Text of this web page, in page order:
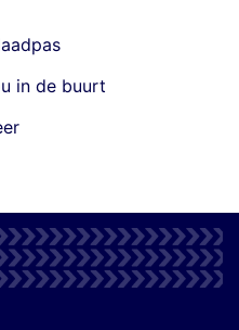
in de buurt